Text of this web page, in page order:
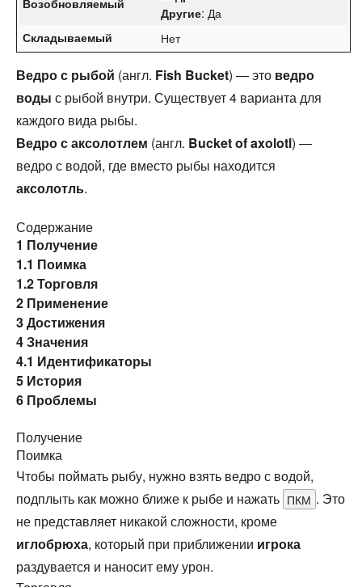
Другие: Да
Складываемый Нет
Ведро с рыбой (англ. Fish Bucket) — это ведро
воды с рыбой внутри. Существует 4 варианта для
каждого вида рыбы.
Ведро с аксолотлем (англ. Bucket of axolotl) —
ведро с водой, где вместо рыбы находится
аксолотль.
Содержание
1 Получение
1.1 Поимка
1.2Торговля
2 Применение
3Достижения
4Значения
4.1 Идентификаторы
5 История
6 Проблемы
Получение
Поимка
Чтобы поймать рыбу, нужно взять ведро с водой,
подплыть как можно ближе к рыбе и нажать ПКМ . Это
не представляет никакой сложности, кроме
иглобрюха, который при приближении игрока
раздувается и наносит ему урон.